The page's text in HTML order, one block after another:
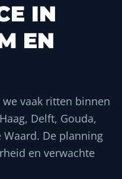
IN
EN
vaak ritten binnen
Delft, Gouda,
De planning
en verwachte